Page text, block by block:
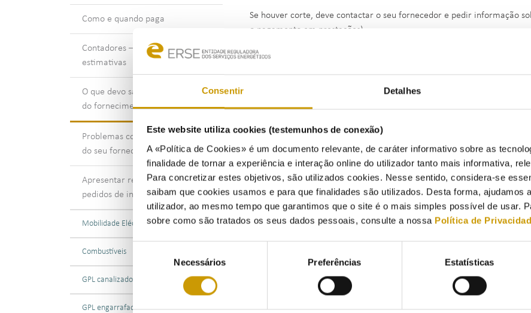
Consentir Detalhes
Este website utiliza cookies (testemunhos de conexão)
A «Política de Cookies» é um documento relevante, de caráter informativo sobre as
finalidade de tornar a experiência e interação online do utilizador tanto mais informativa,
Para concretizar estes objetivos, são utilizados cookies. Nesse sentido, considera-se
saibam que cookies usamos e para que finalidades são utilizados. Desta forma, ajudamos
utilizador, ao mesmo tempo que garantimos que o site é o mais simples possível de usar.
sobre como são tratados os seus dados pessoais, consulte a nossa Política de
consentimento
Necessários Preferências Estatísticas
Como e quando paga
Contadores – leituras e
estimativas
O que devo saber sobre o corte
do fornecimento
Problemas com o atendimento
do seu fornecedor de gás natural
Apresentar reclamações ou
pedidos de informação
Mobilidade Eléctrica
Combustíveis
GPL canalizado
GPL engarrafado
Se houver corte, deve contactar o seu fornecedor e pedir informação
o pagamento em prestações).
Depois de pagar ou de assinar um acordo de pagamento, o
Pode pedir que o fornecimento seja retomado com urgência (prazo
Se for um consumidor com consumo anual de gás natural até 10 000 m
Se não houver leituras o fornecimento pode ser cortado?
Sim. Se durante quatro meses o operador da rede de distribuição não
comunicação de leitura por parte do consumidor, deve ser feita uma
A data para a leitura extraordinária deve ser acordada entre o
Se no prazo de 20 dias após a notificação do consumidor não houver